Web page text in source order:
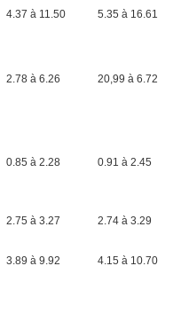
4.37 à 11.50 5.35 à 16.61
2.78 à 6.26 20,99 à 6.72
0.85 à 2.28 0.91 à 2.45
2.75 à 3.27 2.74 à 3.29
3.89 à 9.92 4.15 à 10.70